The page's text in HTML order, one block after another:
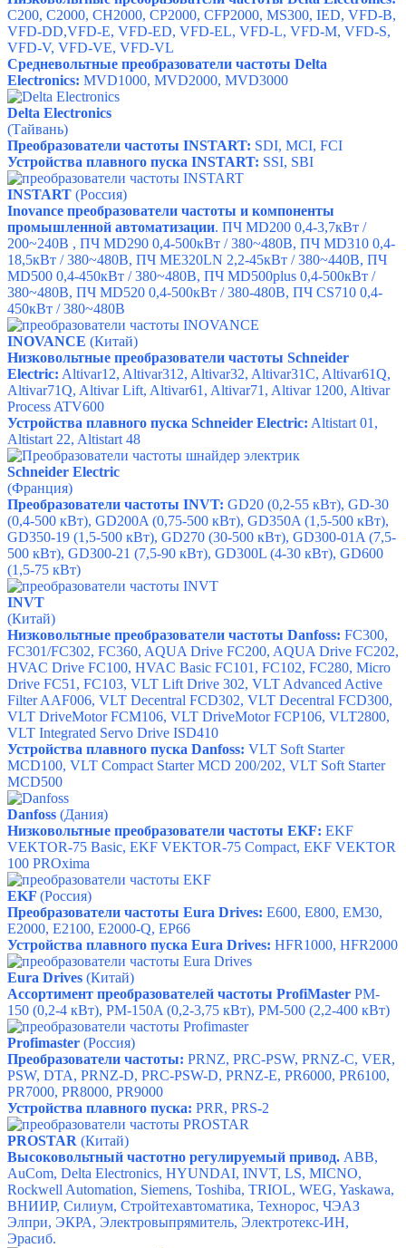
C200, C2000, CH2000, CP2000, CFP2000, MS300, IED, VFD-B,
VFD-DD,VFD-E, VFD-ED, VFD-EL, VFD-L, VFD-M, VFD-S,
VFD-V, VFD-VE, VFD-VL
Средневольтные преобразователи частоты Delta
Electronics: MVD1000, MVD2000, MVD3000
Delta Electronics
(Тайвань)
Преобразователи частоты INSTART: SDI, MCI, FCI
Устройства плавного пуска INSTART: SSI, SBI
INSTART (Россия)
Inovance преобразователи частоты и компоненты
промышленной автоматизации. ПЧ MD200 0,4-3,7кВт /
200~240В , ПЧ MD290 0,4-500кВт / 380~480В, ПЧ MD310 0,4-
18,5кВт / 380~480В, ПЧ ME320LN 2,2-45кВт / 380~440В, ПЧ
MD500 0,4-450кВт / 380~480В, ПЧ MD500plus 0,4-500кВт /
380~480В, ПЧ MD520 0,4-500кВт / 380-480В, ПЧ CS710 0,4-
450кВт / 380~480В
INOVANCE (Китай)
Низковольтные преобразователи частоты Schneider
Electric: Altivar12, Altivar312, Altivar32, Altivar31C, Altivar61Q,
Altivar71Q, Altivar Lift, Altivar61, Altivar71, Altivar 1200, Altivar
Process ATV600
Устройства плавного пуска Schneider Electric: Altistart 01,
Altistart 22, Altistart 48
Schneider Electric
(Франция)
Преобразователи частоты INVT: GD20 (0,2-55 кВт), GD-30
(0,4-500 кВт), GD200A (0,75-500 кВт), GD350A (1,5-500 кВт),
GD350-19 (1,5-500 кВт), GD270 (30-500 кВт), GD300-01A (7,5-
500 кВт), GD300-21 (7,5-90 кВт), GD300L (4-30 кВт), GD600
(1,5-75 кВт)
INVT
(Китай)
Низковольтные преобразователи частоты Danfoss: FC300,
FC301/FC302, FC360, AQUA Drive FC200, AQUA Drive FC202,
HVAC Drive FC100, HVAC Basic FC101, FC102, FC280, Micro
Drive FC51, FC103, VLT Lift Drive 302, VLT Advanced Active
Filter AAF006, VLT Decentral FCD302, VLT Decentral FCD300,
VLT DriveMotor FCM106, VLT DriveMotor FCP106, VLT2800,
VLT Integrated Servo Drive ISD410
Устройства плавного пуска Danfoss: VLT Soft Starter
MCD100, VLT Compact Starter MCD 200/202, VLT Soft Starter
MCD500
Danfoss (Дания)
Низковольтные преобразователи частоты EKF: EKF
VEKTOR-75 Basic, EKF VEKTOR-75 Compact, EKF VEKTOR
100 PROxima
EKF (Россия)
Преобразователи частоты Eura Drives: E600, E800, EM30,
E2000, E2100, E2000-Q, EP66
Устройства плавного пуска Eura Drives: HFR1000, HFR2000
Eura Drives (Китай)
Ассортимент преобразователей частоты ProfiMaster PM-
150 (0,2-4 кВт), PM-150A (0,2-3,75 кВт), PM-500 (2,2-400 кВт)
Profimaster (Россия)
Преобразователи частоты: PRNZ, PRC-PSW, PRNZ-C, VER,
PSW, DTA, PRNZ-D, PRC-PSW-D, PRNZ-E, PR6000, PR6100,
PR7000, PR8000, PR9000
Устройства плавного пуска: PRR, PRS-2
PROSTAR (Китай)
Высоковольтный частотно регулируемый привод. ABB,
AuСom, Delta Electronics, HYUNDAI, INVT, LS, MICNO,
Rockwell Automation, Siemens, Toshiba, TRIOL, WEG, Yaskawa,
ВНИИР, Силиум, Стройтехавтоматика, Технорос, ЧЭАЗ
Элпри, ЭКРА, Электровыпрямитель, Электротекс-ИН,
Эрасиб.